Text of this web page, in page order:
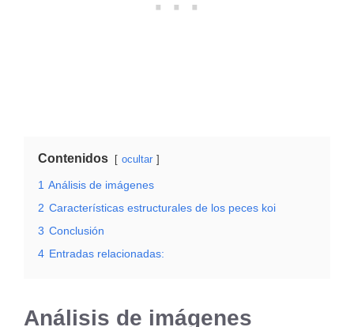
Contenidos ocultar
1 Análisis de imágenes
2 Características estructurales de los peces koi
3 Conclusión
4 Entradas relacionadas:
Análisis de imágenes